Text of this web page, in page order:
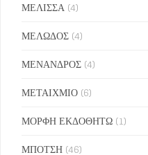
ΜΕΛΙΣΣΑ (4)
ΜΕΛΩΔΟΣ (4)
ΜΕΝΑΝΔΡΟΣ (4)
ΜΕΤΑΙΧΜΙΟ (6)
ΜΟΡΦΗ ΕΚΔΟΘΗΤΩ (1)
ΜΠΟΤΣΗ (46)